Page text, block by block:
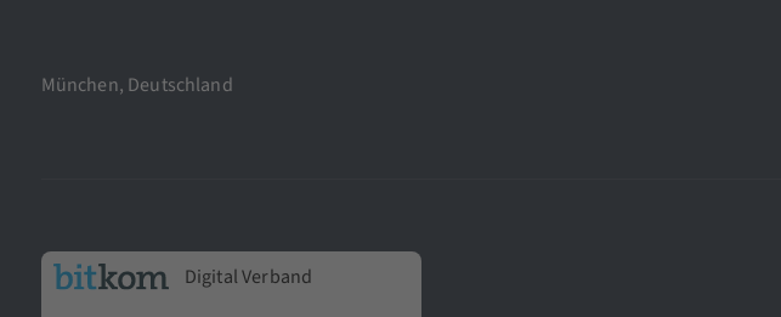
München, Deutschland
Digital Verband